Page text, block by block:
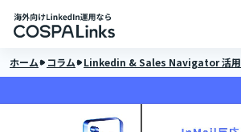
ホーム コラム Linkedin & Sales Navigator 活用